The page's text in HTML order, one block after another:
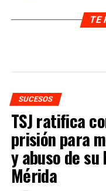
TE
SUCESOS
TSJ ratifica
prisión para
y abuso de
Mérida